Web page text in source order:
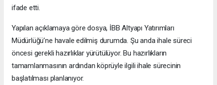
ifade etti.
Yapılan açıklamaya göre dosya, İBB Altyapı Yatırımları
Müdürlüğü’ne havale edilmiş durumda. Şu anda ihale süreci
öncesi gerekli hazırlıklar yürütülüyor. Bu hazırlıkların
tamamlanmasının ardından köprüyle ilgili ihale sürecinin
başlatılması planlanıyor.